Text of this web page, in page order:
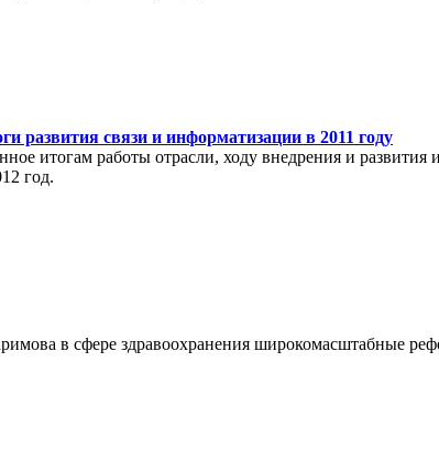
развития связи и информатизации в 2011 году
итогам работы отрасли, ходу внедрения и
год.
в сфере здравоохранения широкомасштабные